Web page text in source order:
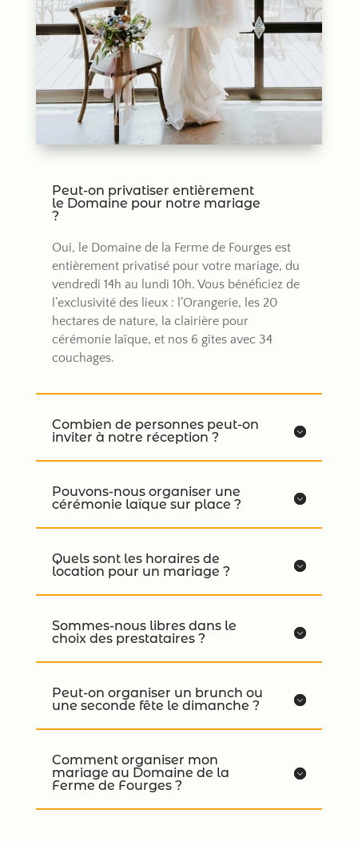
Peut-on privatiser entièrement
le Domaine pour notre mariage
?
Oui, le Domaine de la Ferme de Fourges est
entièrement privatisé pour votre mariage, du
vendredi 14h au lundi 10h. Vous bénéficiez de
l’exclusivité des lieux : l’Orangerie, les 20
hectares de nature, la clairière pour
cérémonie laïque, et nos 6 gîtes avec 34
couchages.
Combien de personnes peut-on
inviter à notre réception ?
Pouvons-nous organiser une
cérémonie laïque sur place ?
Quels sont les horaires de
location pour un mariage ?
Sommes-nous libres dans le
choix des prestataires ?
Peut-on organiser un brunch ou
une seconde fête le dimanche ?
Comment organiser mon
mariage au Domaine de la
Ferme de Fourges ?